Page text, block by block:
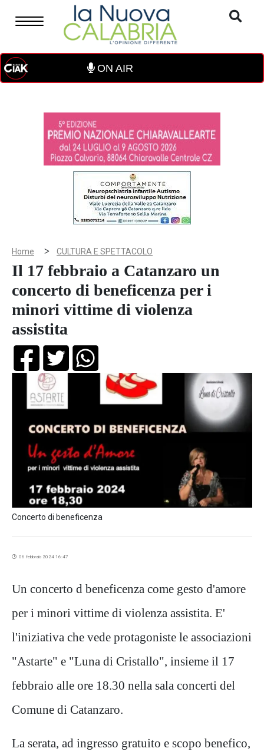
ON AIR
Home > CULTURA E SPETTACOLO
Il 17 febbraio a Catanzaro un
concerto di beneficenza per i
minori vittime di violenza
assistita
Concerto di beneficenza
06 febbraio 2024 16:47
Un concerto d beneficenza come gesto d'amore
per i minori vittime di violenza assistita. E'
l'iniziativa che vede protagoniste le associazioni
"Astarte" e "Luna di Cristallo", insieme il 17
febbraio alle ore 18.30 nella sala concerti del
Comune di Catanzaro.
La serata, ad ingresso gratuito e scopo benefico,